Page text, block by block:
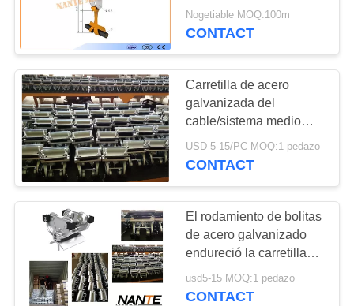
inoxidable C para las
áreas a prueba de
Nogetiable MOQ:100m
CONTACT
Carretilla de acero
galvanizada del
cable/sistema medio
W35MCT del adorno del
haz I de la carretilla
USD 5-15/PC MOQ:1 pedazo
CONTACT
El rodamiento de bolitas
de acero galvanizado
endureció la carretilla
del haz de I para la alta
capacidad que
usd5-15 MOQ:1 pedazo
CONTACT